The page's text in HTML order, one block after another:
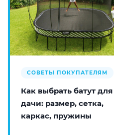
СОВЕТЫ ПОКУПАТЕЛЯМ
Как выбрать батут для
дачи: размер, сетка,
каркас, пружины